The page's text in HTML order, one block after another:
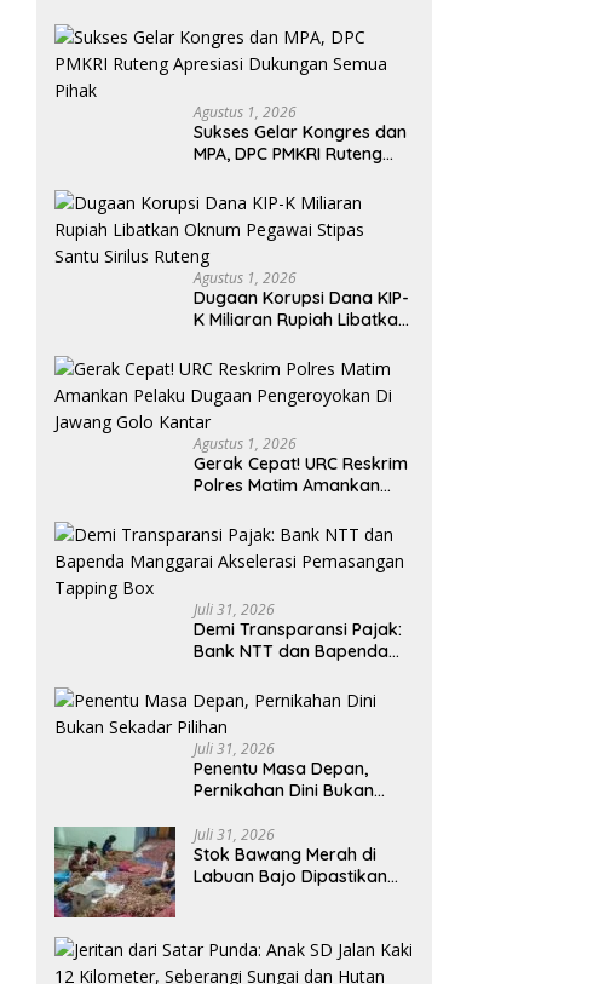
bagi OMK St. Imaculata
Galong, Kota Komba
Utara
Agustus 1, 2026
Sukses Gelar Kongres dan
MPA, DPC PMKRI Ruteng
Semua Pihak
Agustus 1, 2026
Dugaan Korupsi Dana KIP-
K Miliaran Rupiah Libatkan
Santu Sirilus Ruteng
Agustus 1, 2026
Gerak Cepat! URC Reskrim
Polres Matim Amankan
Pengeroyokan Di Jawang
Golo Kantar
Juli 31, 2026
​Demi Transparansi Pajak:
Bank NTT dan Bapenda
Pemasangan Tapping Box
Juli 31, 2026
Penentu Masa Depan,
Pernikahan Dini Bukan
Juli 31, 2026
Stok Bawang Merah di
Labuan Bajo Dipastikan
Masyarakat Apresiasi
Peran Ninonk